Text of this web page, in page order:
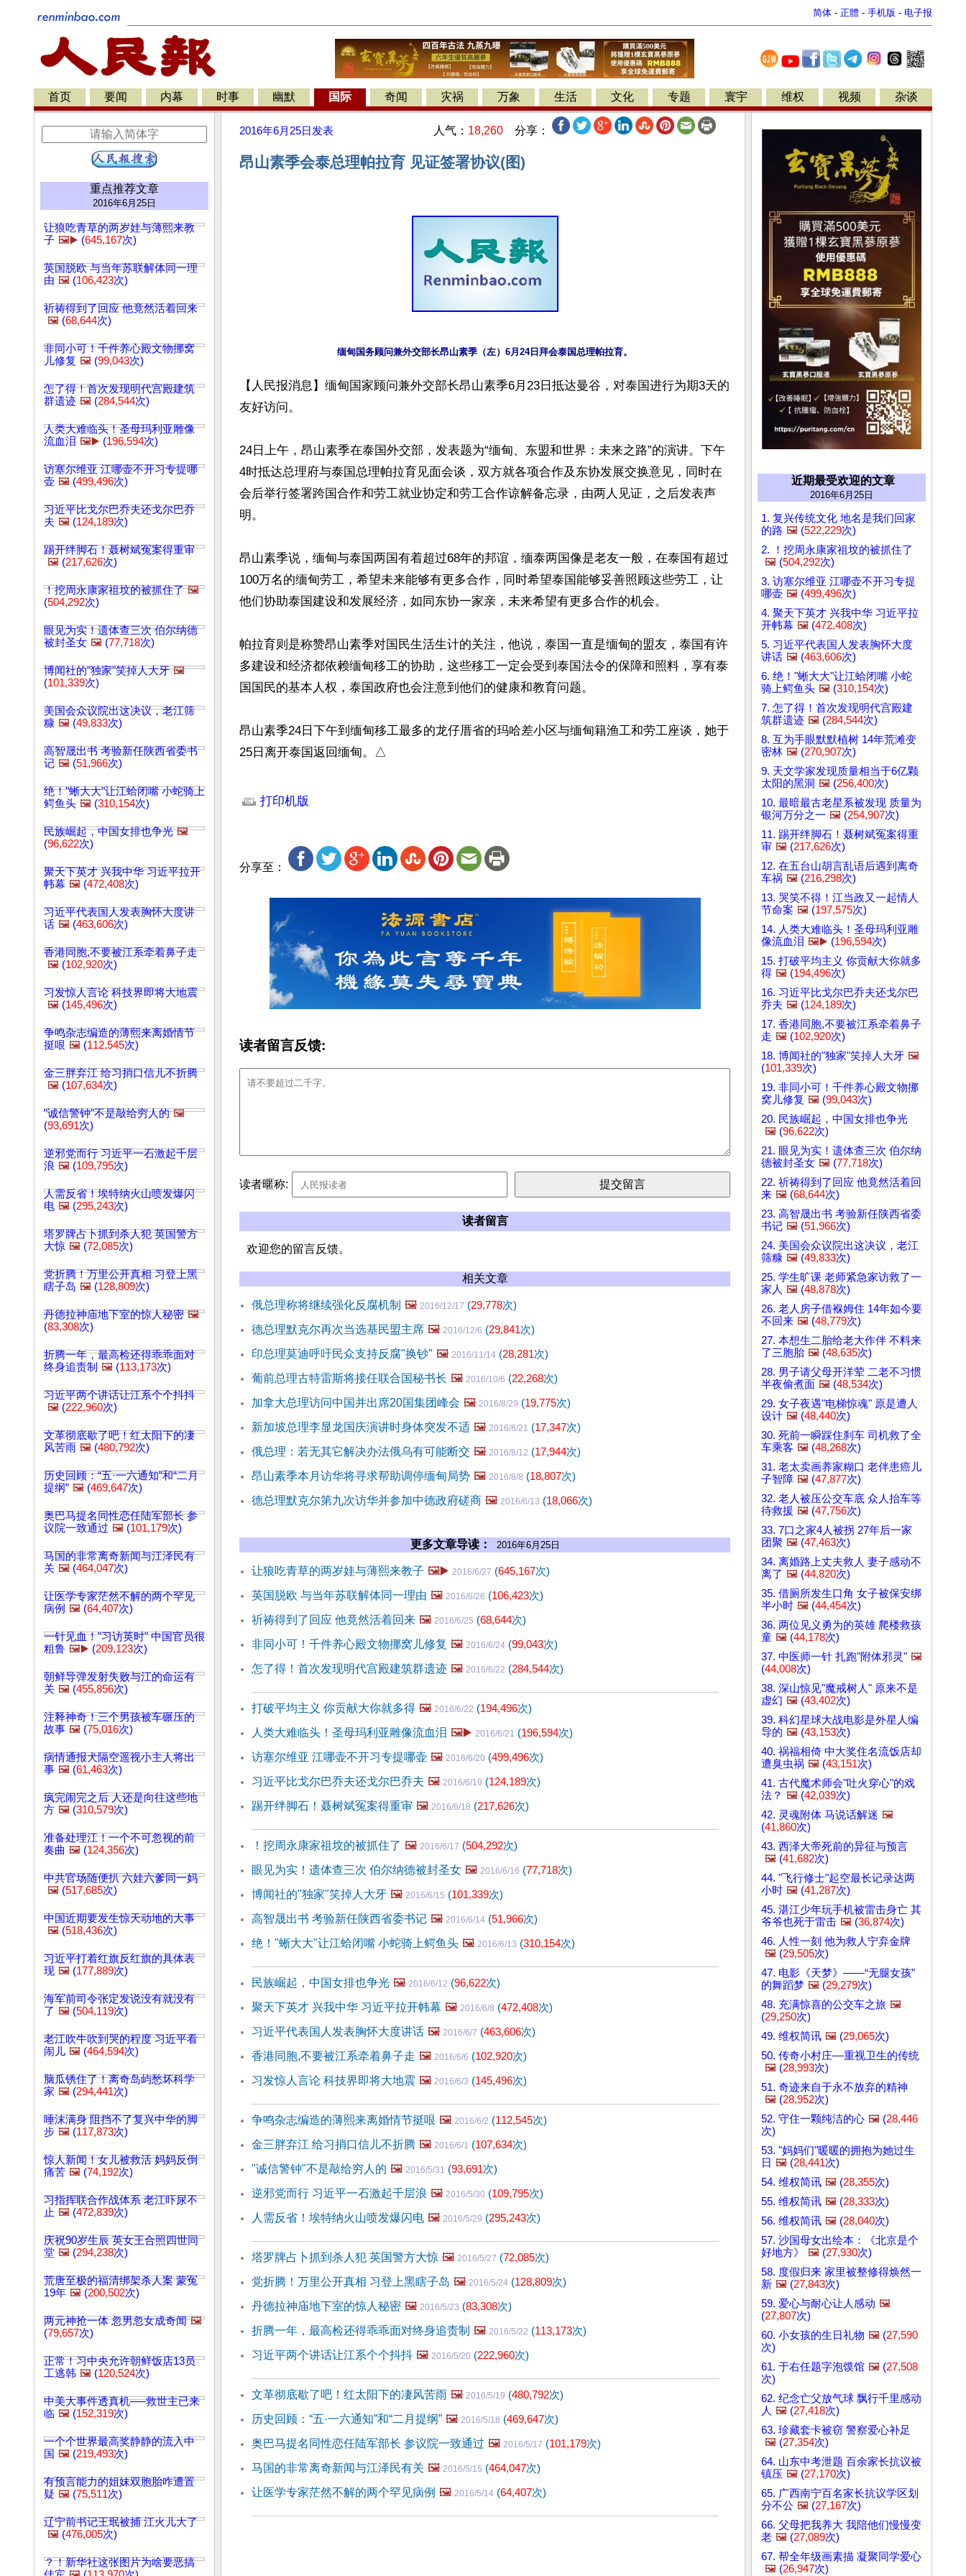
简体 - 正體 - 手机版 - 电子报
首页 要闻 内幕 时事 幽默 国际 奇闻 灾祸 万象 生活 文化 专题 寰宇 维权 视频 杂谈
重点推荐文章
2016年6月25日
让狼吃青草的两岁娃与薄熙来教
子 🖼️▶️ (645,167次)
英国脱欧 与当年苏联解体同一理
由 🖼️ (106,423次)
祈祷得到了回应 他竟然活着回来
🖼️ (68,644次)
非同小可！千件养心殿文物挪窝
儿修复 🖼️ (99,043次)
怎了得！首次发现明代宫殿建筑
群遗迹 🖼️ (284,544次)
人类大难临头！圣母玛利亚雕像
流血泪 🖼️▶️ (196,594次)
访塞尔维亚 江哪壶不开习专提哪
壶 🖼️ (499,496次)
习近平比戈尔巴乔夫还戈尔巴乔
夫 🖼️ (124,189次)
踢开绊脚石！聂树斌冤案得重审
🖼️ (217,626次)
！挖周永康家祖坟的被抓住了 🖼️
(504,292次)
眼见为实！遗体查三次 伯尔纳德
被封圣女 🖼️ (77,718次)
博闻社的"独家"笑掉人大牙 🖼️
(101,339次)
美国会众议院出这决议，老江筛
糠 🖼️ (49,833次)
高智晟出书 考验新任陕西省委书
记 🖼️ (51,966次)
绝！"蜥大大"让江蛤闭嘴 小蛇骑上
鳄鱼头 🖼️ (310,154次)
民族崛起，中国女排也争光 🖼️
(96,622次)
聚天下英才 兴我中华 习近平拉开
帏幕 🖼️ (472,408次)
习近平代表国人发表胸怀大度讲
话 🖼️ (463,606次)
香港同胞,不要被江系牵着鼻子走
🖼️ (102,920次)
习发惊人言论 科技界即将大地震
🖼️ (145,496次)
争鸣杂志编造的薄熙来离婚情节
挺哏 🖼️ (112,545次)
金三胖弃江 给习捎口信儿不折腾
🖼️ (107,634次)
"诚信警钟"不是敲给穷人的 🖼️
(93,691次)
逆邪党而行 习近平一石激起千层
浪 🖼️ (109,795次)
人需反省！埃特纳火山喷发爆闪
电 🖼️ (295,243次)
塔罗牌占卜抓到杀人犯 英国警方
大惊 🖼️ (72,085次)
党折腾！万里公开真相 习登上黑
瞎子岛 🖼️ (128,809次)
丹德拉神庙地下室的惊人秘密 🖼️
(83,308次)
折腾一年，最高检还得乖乖面对
终身追责制 🖼️ (113,173次)
习近平两个讲话让江系个个抖抖
🖼️ (222,960次)
文革彻底歇了吧！红太阳下的凄
风苦雨 🖼️ (480,792次)
历史回顾：“五·一六通知”和“二月
提纲” 🖼️ (469,647次)
奥巴马提名同性恋任陆军部长 参
议院一致通过 🖼️ (101,179次)
马国的非常离奇新闻与江泽民有
关 🖼️ (464,047次)
让医学专家茫然不解的两个罕见
病例 🖼️ (64,407次)
一针见血！"习访英时" 中国官员很
粗鲁 🖼️▶️ (209,123次)
朝鲜导弹发射失败与江的命运有
关 🖼️ (455,856次)
注释神奇！三个男孩被车碾压的
故事 🖼️ (75,016次)
病情通报犬隔空遥视小主人将出
事 🖼️ (61,463次)
疯完闹完之后 人还是向往这些地
方 🖼️ (310,579次)
准备处理江！一个不可忽视的前
奏曲 🖼️ (124,356次)
中共官场随便扒 六娃六爹同一妈
🖼️ (517,685次)
中国近期要发生惊天动地的大事
🖼️ (518,436次)
习近平打着红旗反红旗的具体表
现 🖼️ (177,889次)
海军前司令张定发说没有就没有
了 🖼️ (504,119次)
老江吹牛吹到哭的程度 习近平看
闹儿 🖼️ (464,594次)
脑瓜锈住了！离奇岛屿愁坏科学
家 🖼️ (294,441次)
唾沫满身 阻挡不了复兴中华的脚
步 🖼️ (117,873次)
惊人新闻！女儿被救活 妈妈反倒
痛苦 🖼️ (74,192次)
习指挥联合作战体系 老江吓尿不
止 🖼️ (472,839次)
庆祝90岁生辰 英女王合照四世同
堂 🖼️ (294,238次)
荒唐至极的福清绑架杀人案 蒙冤
19年 🖼️ (200,502次)
两元神抢一体 忽男忽女成奇闻 🖼️
(79,657次)
正常！习中央允许朝鲜饭店13员
工逃韩 🖼️ (120,524次)
中美大事件透真机──救世主已来
临 🖼️ (152,319次)
一个个世界最高奖静静的流入中
国 🖼️ (219,493次)
有预言能力的姐妹双胞胎咋遭置
疑 🖼️ (75,511次)
辽宁前书记王珉被捕 江火儿大了
🖼️ (476,005次)
？！新华社这张图片为啥要恶搞
2016年6月25日 发表 人气： 18,260 分享：
昂山素季会泰总理帕拉育 见证签署协议(图)
【人民报消息】缅甸国家顾问兼外交部长昂山素季6月23日抵达曼谷，对泰国进行为期3天的
友好访问。
24日上午，昂山素季在泰国外交部，发表题为“缅甸、东盟和世界：未来之路”的演讲。下午
4时抵达总理府与泰国总理帕拉育见面会谈，双方就各项合作及东协发展交换意见，同时在
会后举行签署跨国合作和劳工就业协定和劳工合作谅解备忘录，由两人见证，之后发表声
明。
昂山素季说，缅甸与泰国两国有着超过68年的邦谊，缅泰两国像是老友一般，在泰国有超过
100万名的缅甸劳工，希望未来能够有更多合作，同时希望泰国能够妥善照顾这些劳工，让
他们协助泰国建设和发展经济，如同东协一家亲，未来希望有更多合作的机会。
帕拉育则是称赞昂山素季对国民生活生计的关注，他说，泰国一直是缅甸的盟友，泰国有许
多建设和经济都依赖缅甸移工的协助，这些移工一定会受到泰国法令的保障和照料，享有泰
国国民的基本人权，泰国政府也会注意到他们的健康和教育问题。
昂山素季24日下午到缅甸移工最多的龙仔厝省的玛哈差小区与缅甸籍渔工和劳工座谈，她于
25日离开泰国返回缅甸。△
打印机版
分享至：
读者留言反馈:
读者暱称:
读者留言
欢迎您的留言反馈。
相关文章
俄总理称将继续强化反腐机制 🖼️ 2016/12/17 (29,778次)
德总理默克尔再次当选基民盟主席 🖼️ 2016/12/6 (29,841次)
印总理莫迪呼吁民众支持反腐"换钞" 🖼️ 2016/11/14 (28,281次)
葡前总理古特雷斯将接任联合国秘书长 🖼️ 2016/10/6 (22,268次)
加拿大总理访问中国并出席20国集团峰会 🖼️ 2016/8/29 (19,775次)
新加坡总理李显龙国庆演讲时身体突发不适 🖼️ 2016/8/21 (17,347次)
俄总理：若无其它解决办法俄乌有可能断交 🖼️ 2016/8/12 (17,944次)
昂山素季本月访华将寻求帮助调停缅甸局势 🖼️ 2016/8/8 (18,807次)
德总理默克尔第九次访华并参加中德政府磋商 🖼️ 2016/6/13 (18,066次)
更多文章导读： 2016年6月25日
让狼吃青草的两岁娃与薄熙来教子 🖼️▶️ 2016/6/27 (645,167次)
英国脱欧 与当年苏联解体同一理由 🖼️ 2016/6/26 (106,423次)
祈祷得到了回应 他竟然活着回来 🖼️ 2016/6/25 (68,644次)
非同小可！千件养心殿文物挪窝儿修复 🖼️ 2016/6/24 (99,043次)
怎了得！首次发现明代宫殿建筑群遗迹 🖼️ 2016/6/22 (284,544次)
打破平均主义 你贡献大你就多得 🖼️ 2016/6/22 (194,496次)
人类大难临头！圣母玛利亚雕像流血泪 🖼️▶️ 2016/6/21 (196,594次)
访塞尔维亚 江哪壶不开习专提哪壶 🖼️ 2016/6/20 (499,496次)
习近平比戈尔巴乔夫还戈尔巴乔夫 🖼️ 2016/6/19 (124,189次)
踢开绊脚石！聂树斌冤案得重审 🖼️ 2016/6/18 (217,626次)
！挖周永康家祖坟的被抓住了 🖼️ 2016/6/17 (504,292次)
眼见为实！遗体查三次 伯尔纳德被封圣女 🖼️ 2016/6/16 (77,718次)
博闻社的"独家"笑掉人大牙 🖼️ 2016/6/15 (101,339次)
高智晟出书 考验新任陕西省委书记 🖼️ 2016/6/14 (51,966次)
绝！"蜥大大"让江蛤闭嘴 小蛇骑上鳄鱼头 🖼️ 2016/6/13 (310,154次)
民族崛起，中国女排也争光 🖼️ 2016/6/12 (96,622次)
聚天下英才 兴我中华 习近平拉开帏幕 🖼️ 2016/6/8 (472,408次)
习近平代表国人发表胸怀大度讲话 🖼️ 2016/6/7 (463,606次)
香港同胞,不要被江系牵着鼻子走 🖼️ 2016/6/6 (102,920次)
习发惊人言论 科技界即将大地震 🖼️ 2016/6/3 (145,496次)
争鸣杂志编造的薄熙来离婚情节挺哏 🖼️ 2016/6/2 (112,545次)
金三胖弃江 给习捎口信儿不折腾 🖼️ 2016/6/1 (107,634次)
"诚信警钟"不是敲给穷人的 🖼️ 2016/5/31 (93,691次)
逆邪党而行 习近平一石激起千层浪 🖼️ 2016/5/30 (109,795次)
人需反省！埃特纳火山喷发爆闪电 🖼️ 2016/5/29 (295,243次)
塔罗牌占卜抓到杀人犯 英国警方大惊 🖼️ 2016/5/27 (72,085次)
党折腾！万里公开真相 习登上黑瞎子岛 🖼️ 2016/5/24 (128,809次)
丹德拉神庙地下室的惊人秘密 🖼️ 2016/5/23 (83,308次)
折腾一年，最高检还得乖乖面对终身追责制 🖼️ 2016/5/22 (113,173次)
习近平两个讲话让江系个个抖抖 🖼️ 2016/5/20 (222,960次)
文革彻底歇了吧！红太阳下的凄风苦雨 🖼️ 2016/5/19 (480,792次)
历史回顾：“五·一六通知”和“二月提纲” 🖼️ 2016/5/18 (469,647次)
奥巴马提名同性恋任陆军部长 参议院一致通过 🖼️ 2016/5/17 (101,179次)
马国的非常离奇新闻与江泽民有关 🖼️ 2016/5/15 (464,047次)
让医学专家茫然不解的两个罕见病例 🖼️ 2016/5/14 (64,407次)
近期最受欢迎的文章
2016年6月25日
1. 复兴传统文化 地名是我们回家
的路 🖼️ (522,229次)
2. ！挖周永康家祖坟的被抓住了
🖼️ (504,292次)
3. 访塞尔维亚 江哪壶不开习专提
哪壶 🖼️ (499,496次)
4. 聚天下英才 兴我中华 习近平拉
开帏幕 🖼️ (472,408次)
5. 习近平代表国人发表胸怀大度
讲话 🖼️ (463,606次)
6. 绝！"蜥大大"让江蛤闭嘴 小蛇
骑上鳄鱼头 🖼️ (310,154次)
7. 怎了得！首次发现明代宫殿建
筑群遗迹 🖼️ (284,544次)
8. 互为手眼默默植树 14年荒滩变
密林 🖼️ (270,907次)
9. 天文学家发现质量相当于6亿颗
太阳的黑洞 🖼️ (256,400次)
10. 最暗最古老星系被发现 质量为
银河万分之一 🖼️ (254,907次)
11. 踢开绊脚石！聂树斌冤案得重
审 🖼️ (217,626次)
12. 在五台山胡言乱语后遇到离奇
车祸 🖼️ (216,298次)
13. 哭笑不得！江当政又一起情人
节命案 🖼️ (197,575次)
14. 人类大难临头！圣母玛利亚雕
像流血泪 🖼️▶️ (196,594次)
15. 打破平均主义 你贡献大你就多
得 🖼️ (194,496次)
16. 习近平比戈尔巴乔夫还戈尔巴
乔夫 🖼️ (124,189次)
17. 香港同胞,不要被江系牵着鼻子
走 🖼️ (102,920次)
18. 博闻社的"独家"笑掉人大牙 🖼️
(101,339次)
19. 非同小可！千件养心殿文物挪
窝儿修复 🖼️ (99,043次)
20. 民族崛起，中国女排也争光
🖼️ (96,622次)
21. 眼见为实！遗体查三次 伯尔纳
德被封圣女 🖼️ (77,718次)
22. 祈祷得到了回应 他竟然活着回
来 🖼️ (68,644次)
23. 高智晟出书 考验新任陕西省委
书记 🖼️ (51,966次)
24. 美国会众议院出这决议，老江
筛糠 🖼️ (49,833次)
25. 学生旷课 老师紧急家访救了一
家人 🖼️ (48,878次)
26. 老人房子借褓姆住 14年如今要
不回来 🖼️ (48,779次)
27. 本想生二胎给老大作伴 不料来
了三胞胎 🖼️ (48,635次)
28. 男子请父母开洋荤 二老不习惯
半夜偷煮面 🖼️ (48,534次)
29. 女子夜遇"电梯惊魂" 原是遭人
设计 🖼️ (48,440次)
30. 死前一瞬踩住刹车 司机救了全
车乘客 🖼️ (48,268次)
31. 老太卖画养家糊口 老伴患癌儿
子智障 🖼️ (47,877次)
32. 老人被压公交车底 众人抬车等
待救援 🖼️ (47,756次)
33. 7口之家4人被拐 27年后一家
团聚 🖼️ (47,463次)
34. 离婚路上丈夫救人 妻子感动不
离了 🖼️ (44,820次)
35. 借厕所发生口角 女子被保安绑
半小时 🖼️ (44,454次)
36. 两位见义勇为的英雄 爬楼救孩
童 🖼️ (44,178次)
37. 中医师一针 扎跑"附体邪灵" 🖼️
(44,008次)
38. 深山惊见"魔戒树人" 原来不是
虚幻 🖼️ (43,402次)
39. 科幻星球大战电影是外星人编
导的 🖼️ (43,153次)
40. 祸福相倚 中大奖住名流饭店却
遭臭虫祸 🖼️ (43,151次)
41. 古代魔术师会"吐火穿心"的戏
法？ 🖼️ (42,039次)
42. 灵魂附体 马说话解迷 🖼️
(41,860次)
43. 西泽大帝死前的异征与预言
🖼️ (41,682次)
44. "飞行修士"起空最长记录达两
小时 🖼️ (41,287次)
45. 湛江少年玩手机被雷击身亡 其
爷爷也死于雷击 🖼️ (36,874次)
46. 人性一刻 他为救人宁弃金牌
🖼️ (29,505次)
47. 电影《天梦》——“无腿女孩”
的舞蹈梦 🖼️ (29,279次)
48. 充满惊喜的公交车之旅 🖼️
(29,250次)
49. 维权简讯 🖼️ (29,065次)
50. 传奇小村庄––重视卫生的传统
🖼️ (28,993次)
51. 奇迹来自于永不放弃的精神
🖼️ (28,952次)
52. 守住一颗纯洁的心 🖼️ (28,446
次)
53. "妈妈们"暖暖的拥抱为她过生
日 🖼️ (28,441次)
54. 维权简讯 🖼️ (28,355次)
55. 维权简讯 🖼️ (28,333次)
56. 维权简讯 🖼️ (28,040次)
57. 沙国母女出绘本：《北京是个
好地方》
🖼️ (27,930次)
58. 度假归来 家里被整修得焕然一
新 🖼️ (27,843次)
59. 爱心与耐心让人感动 🖼️
(27,807次)
60. 小女孩的生日礼物 🖼️ (27,590
次)
61. 于右任题字泡馍馆 🖼️ (27,508
次)
62. 纪念亡父放气球 飘行千里感动
人 🖼️ (27,418次)
63. 珍藏套卡被窃 警察爱心补足
🖼️ (27,354次)
64. 山东中考泄题 百余家长抗议被
镇压 🖼️ (27,170次)
65. 广西南宁百名家长抗议学区划
分不公 🖼️ (27,167次)
66. 父母把我养大 我陪他们慢慢变
老 🖼️ (27,089次)
67. 帮全年级画素描 凝聚同学爱心
🖼️ (26,947次)